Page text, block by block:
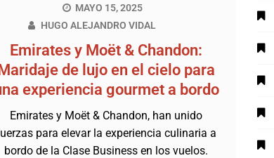
MAYO 15, 2025
HUGO ALEJANDRO VIDAL
Emirates y Moët & Chandon:
de lujo en el cielo para
experiencia gourmet a bordo
Emirates y Moët & Chandon, han unido
para elevar la experiencia culinaria a
bordo de la Clase Business en los vuelos.